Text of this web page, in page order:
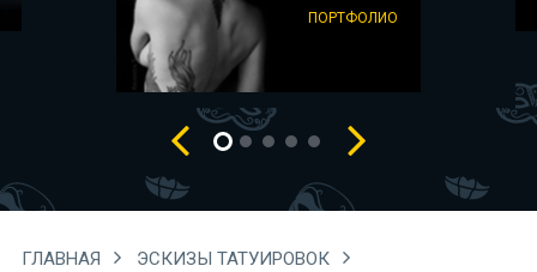
ПОРТФОЛИО
ГЛАВНАЯ
ЭСКИЗЫ ТАТУИРОВОК